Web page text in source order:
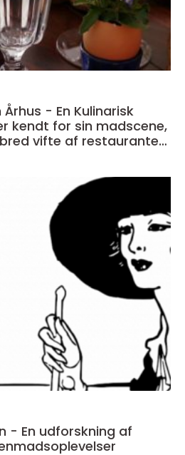
- En Kulinarisk
kendt for sin madscene,
vifte af restauranter,
- En udforskning af